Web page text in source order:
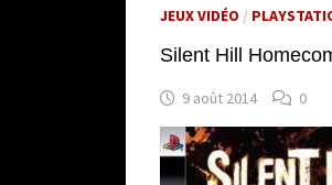
JEUX VIDÉO /
Silent Hill
9 août 2014 0